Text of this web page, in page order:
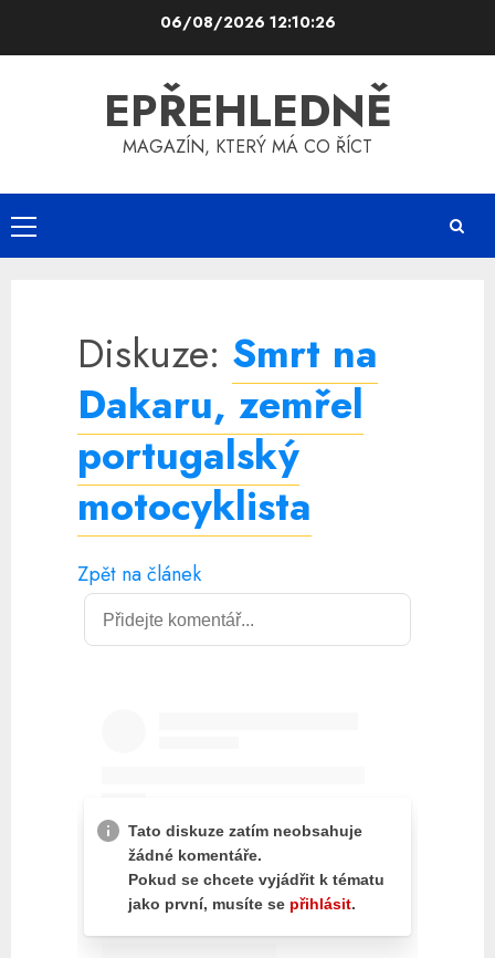
06/08/2026 12:10:26
EPŘEHLEDNĚ
MAGAZÍN, KTERÝ MÁ CO ŘÍCT
Primary
Menu
Diskuze: Smrt na
Dakaru, zemřel
portugalský
motocyklista
Zpět na článek